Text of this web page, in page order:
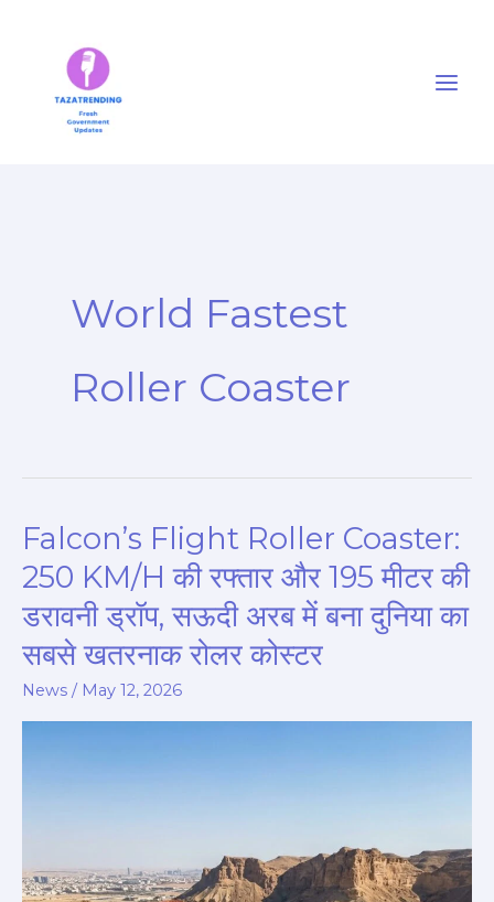
World Fastest
Roller Coaster
Falcon’s Flight Roller Coaster:
250 KM/H की रफ्तार और 195 मीटर की
डरावनी ड्रॉप, सऊदी अरब में बना दुनिया का
सबसे खतरनाक रोलर कोस्टर
News / May 12, 2026
Falcon’s
Flight
Roller
Coaster:
250
KM/H
डरावनी